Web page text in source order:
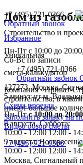
+7 (495) 721-0366
Обратный звонок
Строительство и
Пн-Пт с 10:00 до 20:00,
Сб-Вс по записи
+7 (495) 721-0366
Обратный звонок
127273, Москва,
5 минут от м.
Схема проезда
Пн-Птс 10:00 до
8 августа, Суббота:
10:00 - 12:00 12:00 -
9 августа,
10:00 - 12:00 12:00 -
Дом из
Избранное
Уникальная
смета-калькулятор
Компания «Приват-
строительства, в
имеют большое
Заполнить заявку на
Видео обзор сметы
+7 (495) 721-0366
Москва, Сигнальный